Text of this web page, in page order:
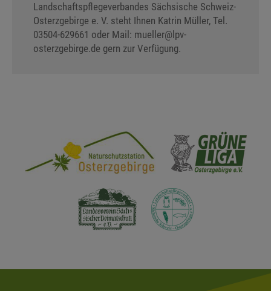
Landschaftspflegeverbandes Sächsische Schweiz-
Osterzgebirge e. V. steht Ihnen Katrin Müller, Tel.
03504-629661 oder Mail: mueller@ lpv-
osterzgebirge.de gern zur Verfügung.